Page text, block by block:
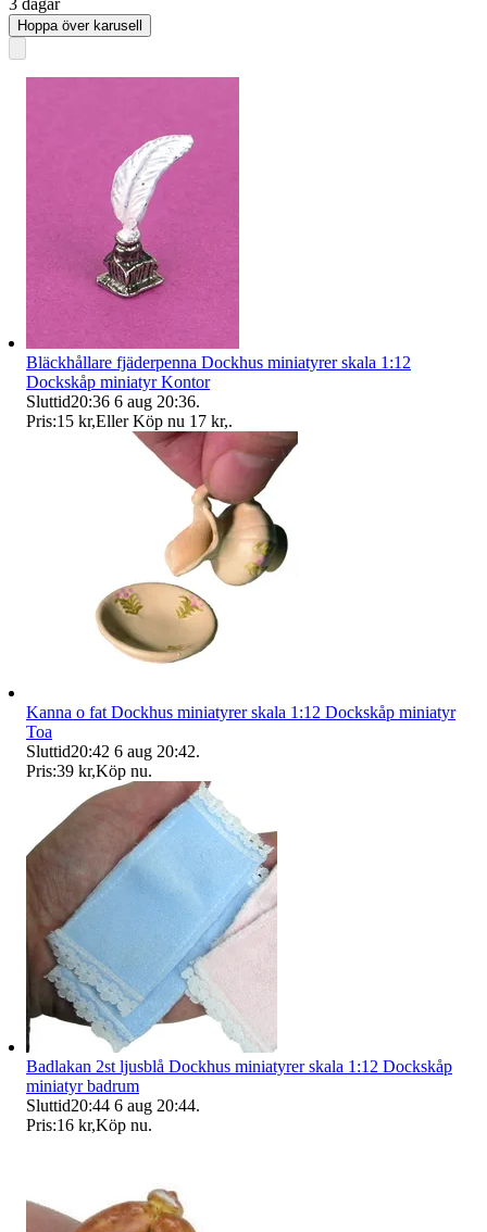
Hoppa över karusell
Bläckhållare fjäderpenna Dockhus miniatyrer skala 1:12
Dockskåp miniatyr Kontor
Sluttid20:36 6 aug 20:36.
Pris:15 kr,Eller Köp nu 17 kr,.
Kanna o fat Dockhus miniatyrer skala 1:12 Dockskåp miniatyr
Toa
Sluttid20:42 6 aug 20:42.
Pris:39 kr,Köp nu.
Badlakan 2st ljusblå Dockhus miniatyrer skala 1:12 Dockskåp
miniatyr badrum
Sluttid20:44 6 aug 20:44.
Pris:16 kr,Köp nu.